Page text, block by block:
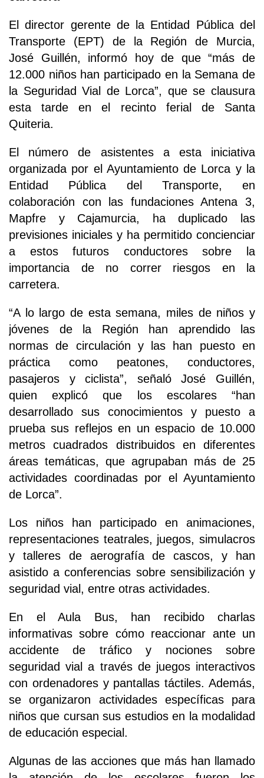
El director gerente de la Entidad Pública del
Transporte (EPT) de la Región de Murcia,
José Guillén, informó hoy de que “más de
12.000 niños han participado en la Semana de
la Seguridad Vial de Lorca”, que se clausura
esta tarde en el recinto ferial de Santa
Quiteria.
El número de asistentes a esta iniciativa
organizada por el Ayuntamiento de Lorca y la
Entidad Pública del Transporte, en
colaboración con las fundaciones Antena 3,
Mapfre y Cajamurcia, ha duplicado las
previsiones iniciales y ha permitido concienciar
a estos futuros conductores sobre la
importancia de no correr riesgos en la
carretera.
“A lo largo de esta semana, miles de niños y
jóvenes de la Región han aprendido las
normas de circulación y las han puesto en
práctica como peatones, conductores,
pasajeros y ciclista”, señaló José Guillén,
quien explicó que los escolares “han
desarrollado sus conocimientos y puesto a
prueba sus reflejos en un espacio de 10.000
metros cuadrados distribuidos en diferentes
áreas temáticas, que agrupaban más de 25
actividades coordinadas por el Ayuntamiento
de Lorca”.
Los niños han participado en animaciones,
representaciones teatrales, juegos, simulacros
y talleres de aerografía de cascos, y han
asistido a conferencias sobre sensibilización y
seguridad vial, entre otras actividades.
En el Aula Bus, han recibido charlas
informativas sobre cómo reaccionar ante un
accidente de tráfico y nociones sobre
seguridad vial a través de juegos interactivos
con ordenadores y pantallas táctiles. Además,
se organizaron actividades específicas para
niños que cursan sus estudios en la modalidad
de educación especial.
Algunas de las acciones que más han llamado